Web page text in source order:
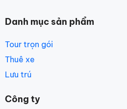
Danh mục sản phẩm
Tour trọn gói
Thuê xe
Lưu trú
Công ty